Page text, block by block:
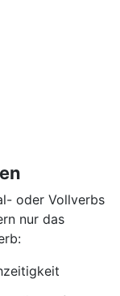
oder Vollverbs
nur das